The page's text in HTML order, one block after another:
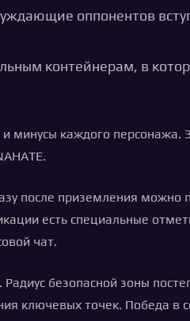
оппонентов
контейнерам, в
каждого персонажа.
после приземления можно
есть специальные
чат.
безопасной зоны
ключевых точек. Победа в